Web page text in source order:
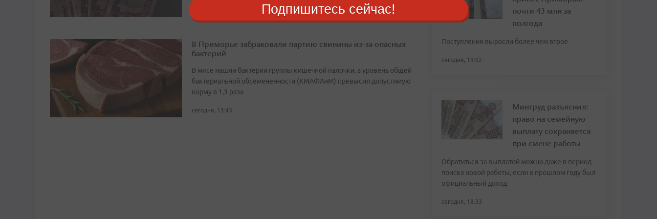
В Приморье забраковали партию свинины из-за опасных
бактерий
В мясе нашли бактерии группы кишечной палочки, а уровень общей
бактериальной обсемененности (КМАФАнМ) превысил допустимую
норму в 1,3 раза
сегодня, 13:43
почти 43 млн за
полгода
Поступления выросли более чем втрое
сегодня, 19:02
Минтруд разъяснил:
право на семейную
выплату сохраняется
при смене работы
Обратиться за выплатой можно даже в период
поиска новой работы, если в прошлом году был
официальный доход
сегодня, 18:33
Подпишитесь сейчас!